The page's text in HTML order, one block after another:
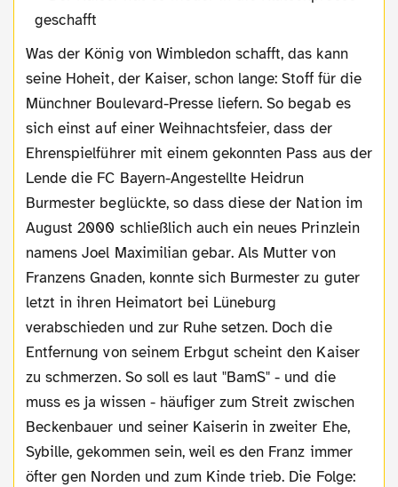
Was der König von Wimbledon schafft, das kann
seine Hoheit, der Kaiser, schon lange: Stoff für die
Münchner Boulevard-Presse liefern. So begab es
sich einst auf einer Weihnachtsfeier, dass der
Ehrenspielführer mit einem gekonnten Pass aus der
Lende die FC Bayern-Angestellte Heidrun
Burmester beglückte, so dass diese der Nation im
August 2000 schließlich auch ein neues Prinzlein
namens Joel Maximilian gebar. Als Mutter von
Franzens Gnaden, konnte sich Burmester zu guter
letzt in ihren Heimatort bei Lüneburg
verabschieden und zur Ruhe setzen. Doch die
Entfernung von seinem Erbgut scheint den Kaiser
zu schmerzen. So soll es laut "BamS" - und die
muss es ja wissen - häufiger zum Streit zwischen
Beckenbauer und seiner Kaiserin in zweiter Ehe,
Sybille, gekommen sein, weil es den Franz immer
öfter gen Norden und zum Kinde trieb. Die Folge: